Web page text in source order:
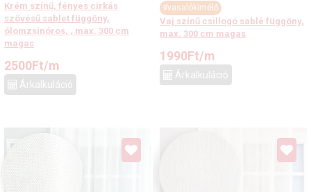
Krém színű, fényes cirkás
szövésű sablet függöny,
ólomzsinóros, , max. 300 cm
magas
2500Ft/m
Árkalkuláció
#vasalókímélő
Vaj színű csillogó sablé függöny,
max. 300 cm magas
1990Ft/m
Árkalkuláció